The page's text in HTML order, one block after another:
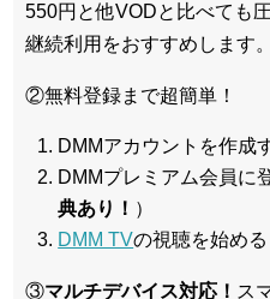
550円と他VODと比べても
継続利用をおすすめします。
②無料登録まで超簡単！
DMMアカウントを作成
DMMプレミアム会員に
典あり！ ）
DMM TVの視聴を始める
③マルチデバイス対応！ ス